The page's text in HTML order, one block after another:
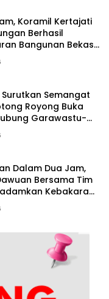
Koramil Kertajati
Berhasil
Bangunan Bekas
Semangat
Royong Buka
Garawastu-
Dalam Dua Jam,
Bersama Tim
Kebakaran